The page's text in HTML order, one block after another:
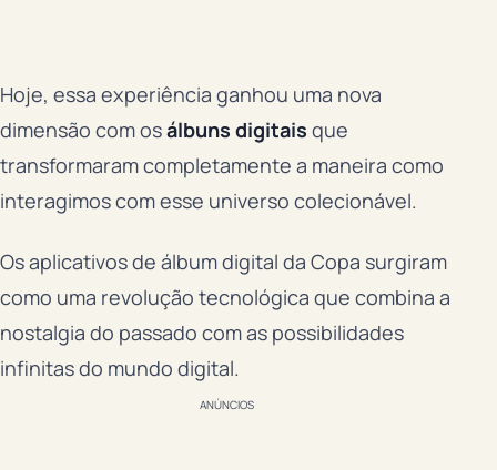
Hoje, essa experiência ganhou uma nova
dimensão com osálbuns digitais que
transformaram completamente a maneira como
interagimos com esse universo colecionável.
Os aplicativos de álbum digital da Copa surgiram
como uma revolução tecnológica que combina a
nostalgia do passado com as possibilidades
infinitas do mundo digital.
ANÚNCIOS